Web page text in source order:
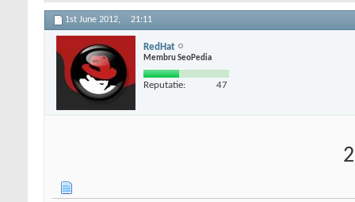
1st June 2012, 21:11
RedHat
Membru SeoPedia
Reputatie: 47